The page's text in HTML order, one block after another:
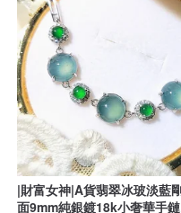
|財富女神|A貨翡翠冰玻淡藍
面9mm純銀鍍18k小奢華手鏈